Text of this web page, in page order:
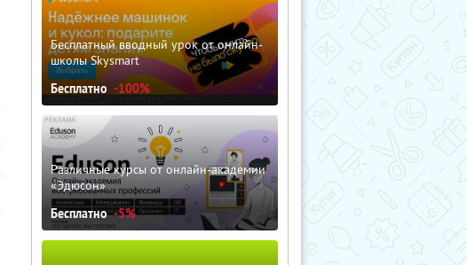
Бесплатный вводный урок от онлайн-
школы Skysmart
Бесплатно -100%
Различные курсы от онлайн-академии
«Эдюсон»
Бесплатно -5%